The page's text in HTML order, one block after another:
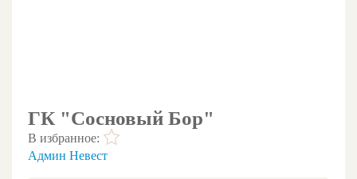
ГК "Сосновый Бор"
В избранное:
Админ Невест